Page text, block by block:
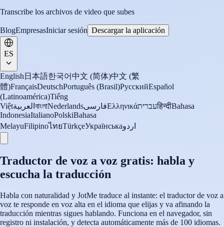
Transcribe los archivos de video que subes
BlogEmpresasIniciar sesión Descargar la aplicación
ES
English 日本語한국어 中文 (简体)中文 (繁
體)FrançaisDeutschPortuguês (Brasil)РусскийEspañol
(Latinoamérica)Tiếng
Việtالعربية বাংলাNederlandsفارسیΕλληνικάעבריתहिन्दीBahasa
IndonesiaItalianoPolskiBahasa
MelayuFilipinoไทยTürkçeУкраїнськаاردو
Traductor de voz a voz gratis: habla y
escucha la traducción
Habla con naturalidad y JotMe traduce al instante: el traductor de voz a
voz te responde en voz alta en el idioma que elijas y va afinando la
traducción mientras sigues hablando. Funciona en el navegador, sin
registro ni instalación, y detecta automáticamente más de 100 idiomas.